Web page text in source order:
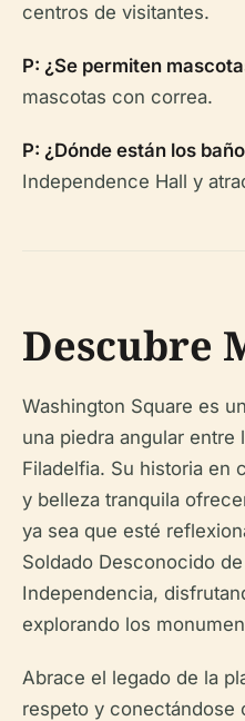
centros de visitantes.
P: ¿Se permiten
mascotas con correa.
P: ¿Dónde están los
Independence Hall y
Descubre
Washington Square es
una piedra angular
Filadelfia. Su historia en
y belleza tranquila
ya sea que esté
Soldado Desconocido
Independencia,
explorando los
Abrace el legado de la
respeto y conectándose